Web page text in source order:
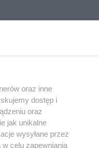
być powielany i
w jakikolwiek sposób (w
jakimkolwiek polu
z umieszczaniem w Internecie
użycie lub
z naruszeniem prawa, tzn.
kary i może być ścigane
oraz inne
dostęp i
oraz
jak unikalne
wysyłane przez
celu zapewniania